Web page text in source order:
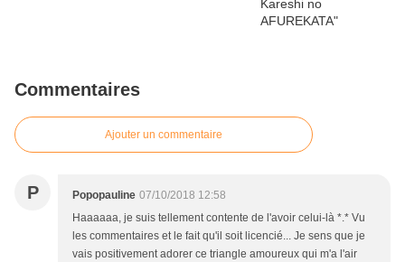
Commentaires
Ajouter un commentaire
P Popopauline 07/10/2018 12:58
Haaaaaa, je suis tellement contente de l'avoir celui-là *.* Vu
les commentaires et le fait qu'il soit licencié... Je sens que je
vais positivement adorer ce triangle amoureux qui m'a l'air